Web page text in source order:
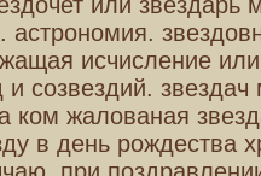
астрономия.
исчисление
и созвездий.
ком жалованая
в день рождества